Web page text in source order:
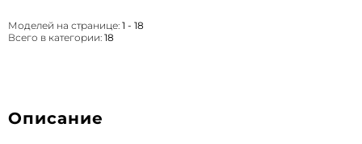
Моделей на странице: 1 - 18
Всего в категории: 18
Описание